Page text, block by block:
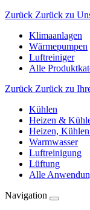
Zurück Zurück zu
Klimaanlagen
Wärmepumpen
Luftreiniger
Alle
Zurück Zurück zu
Kühlen
Heizen &
Heizen,
Warmwasser
Luftreinigung
Lüftung
Alle
Navigation